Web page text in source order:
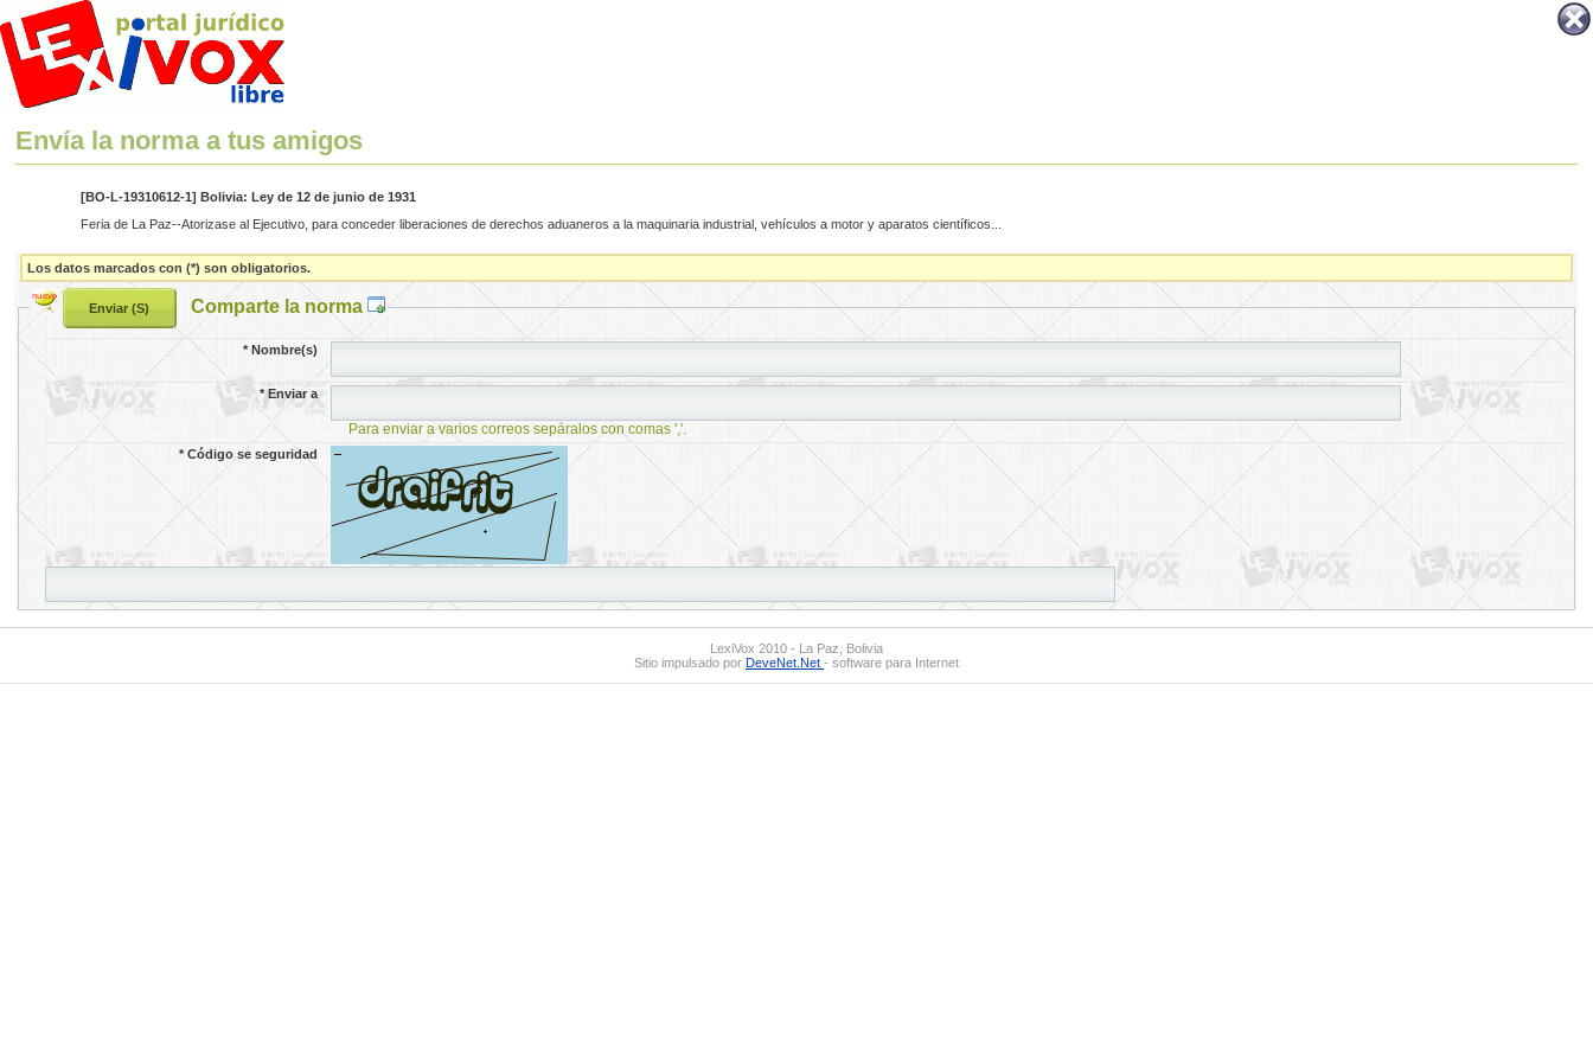
Envía la norma a tus amigos
[BO-L-19310612-1] Bolivia: Ley de 12 de junio de 1931
Feria de La Paz--Atorizase al Ejecutivo, para conceder liberaciones de derechos aduaneros a la maquinaria industrial, vehículos a motor y aparatos científicos...
Los datos marcados con (*) son obligatorios.
Comparte la norma
*Nombre(s)
*Enviar a
Para enviar a varios correos sepáralos con comas ','.
*Código se seguridad
LexiVox 2010 - La Paz, Bolivia
Sitio impulsado por DeveNet.Net - software para Internet